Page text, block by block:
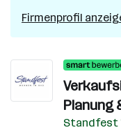
Firmenprofil
Planung
Standfest